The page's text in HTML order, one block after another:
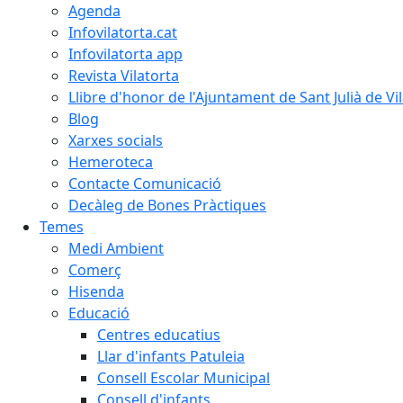
Agenda
Infovilatorta.cat
Infovilatorta app
Revista Vilatorta
Llibre d'honor de l'Ajuntament de Sant Julià de
Blog
Xarxes socials
Hemeroteca
Contacte Comunicació
Decàleg de Bones Pràctiques
Temes
Medi Ambient
Comerç
Hisenda
Educació
Centres educatius
Llar d'infants Patuleia
Consell Escolar Municipal